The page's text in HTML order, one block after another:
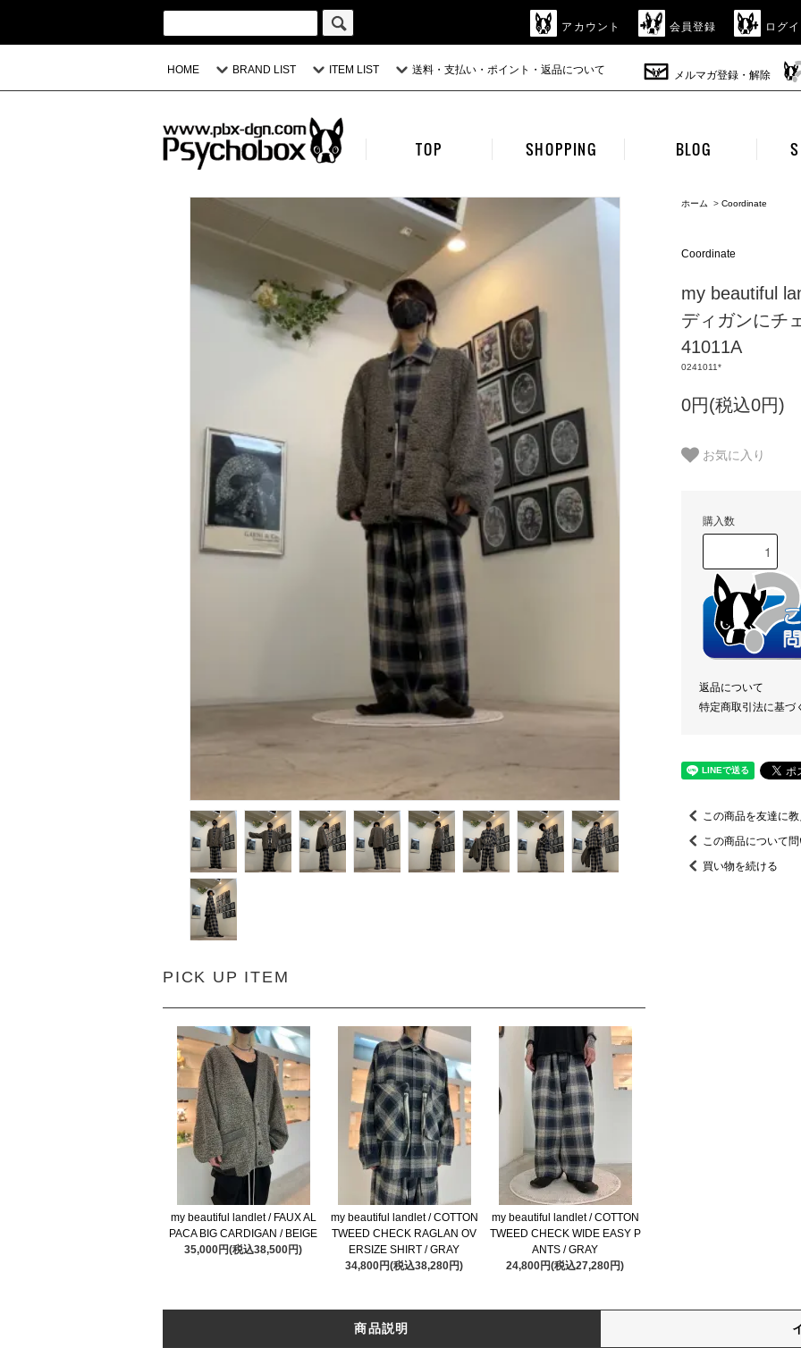
アカウント 会員登録 ログ
HOME BRAND LIST ITEM LIST 送料・支払い・ポイント・返品について メルマガ登録・解除
TOP SHOPPING BLOG
PICK UP ITEM
my beautiful landlet / FAUX AL
PACA BIG CARDIGAN / BEIGE
35,000円(税込38,500円)
my beautiful landlet / COTTON
TWEED CHECK RAGLAN OV
ERSIZE SHIRT / GRAY
34,800円(税込38,280円)
my beautiful landlet / COTTON
TWEED CHECK WIDE EASY P
ANTS / GRAY
24,800円(税込27,280円)
ホーム > Coordinate
Coordinate
my beautiful
ディガンにチ
41011A
0241011*
0円(税込0円)
お気に入り
購入数
返品について
特定商取引法に基づ
この商品を友達に
この商品について
買い物を続ける
商品説明